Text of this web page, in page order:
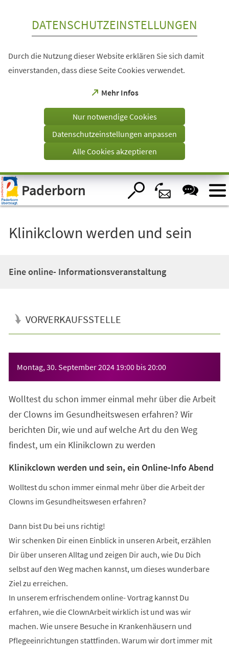
Visuelle
Assistenzsoftware
öffnen.
DATENSCHUTZEINSTELLUNGEN
Durch die Nutzung dieser Website erklären Sie sich damit
einverstanden, dass diese Seite Cookies verwendet.
Mehr Infos
(Öffnet
einem
Tab)
Nur notwendige Cookies
Datenschutzeinstellungen anpassen
Alle Cookies akzeptieren
Paderborn
Klinikclown werden und sein
Eine online- Informationsveranstaltung
VORVERKAUFSSTELLE
Montag, 30. September 2024 19:00 bis20:00
Wolltest du schon immer einmal mehr über die Arbeit
der Clowns im Gesundheitswesen erfahren? Wir
berichten Dir, wie und auf welche Art du den Weg
findest, um ein Klinikclown zu werden
Klinikclown werden und sein, ein Online-Info Abend
Wolltest du schon immer einmal mehr über die Arbeit der
Clowns im Gesundheitswesen erfahren?
Dann bist Du bei uns richtig!
Wir schenken Dir einen Einblick in unseren Arbeit, erzählen
Dir über unseren Alltag und zeigen Dir auch, wie Du Dich
selbst auf den Weg machen kannst, um dieses wunderbare
Ziel zu erreichen.
In unserem erfrischendem online- Vortrag kannst Du
erfahren, wie die ClownArbeit wirklich ist und was wir
machen. Wie unsere Besuche in Krankenhäusern und
Pflegeeinrichtungen stattfinden. Warum wir dort immer mit